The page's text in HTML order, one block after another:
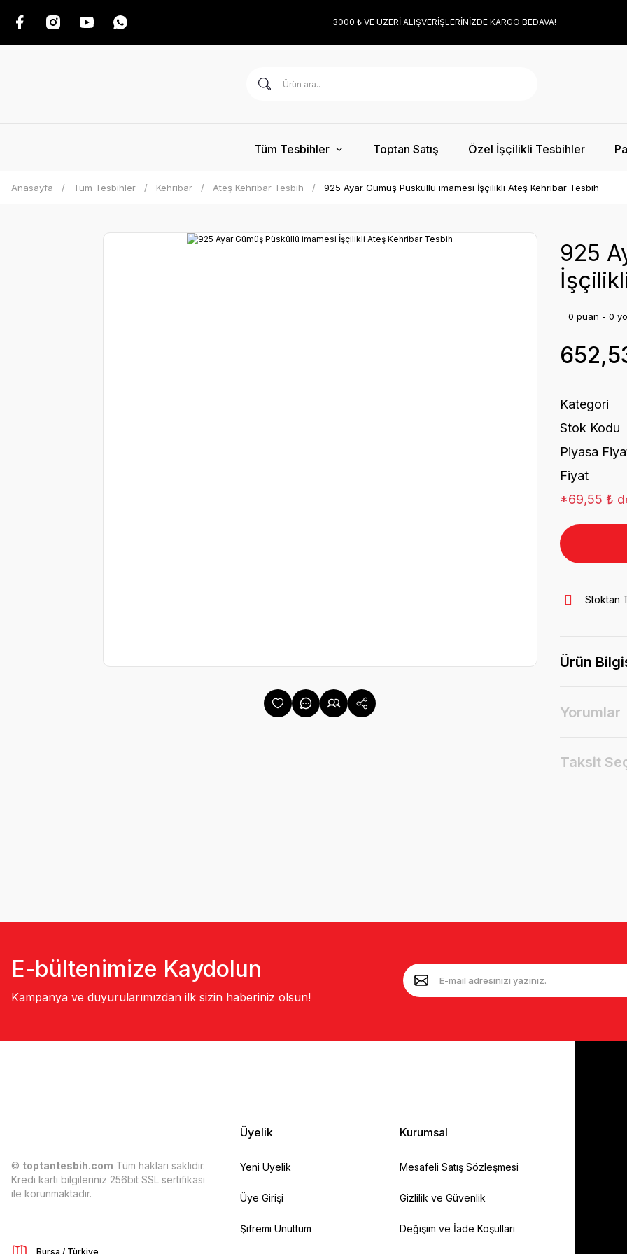
3000 ₺ VE ÜZERİ ALIŞVERİŞLERİNİZDE KARGO BEDAVA!
Tüm Tesbihler Toptan Satış Özel İşçilikli Tesbihler
Anasayfa Tüm Tesbihler Kehribar Ateş Kehribar Tesbih 925 Ayar Gümüş Püsküllü imamesi İşçilikli Ateş Kehribar Tesbih
925
0 puan - 0
Kategori
Stok Kodu
Piyasa
Fiyat
*69,55 ₺
Stoktan
Ürün
Yorumlar
Taksit
E-bültenimize Kaydolun
Kampanya ve duyurularımızdan ilk sizin haberiniz olsun!
© toptantesbih.com Tüm hakları saklıdır.
Kredi kartı bilgileriniz 256bit SSL sertifikası
ile korunmaktadır.
Bursa / Türkiye
Üyelik
Yeni Üyelik
Üye Girişi
Şifremi Unuttum
Kurumsal
Mesafeli Satış Sözleşmesi
Gizlilik ve Güvenlik
Değişim ve İade Koşulları